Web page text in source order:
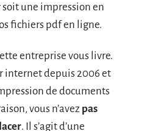
soit une impression en
fichiers pdf en ligne.
entreprise vous livre.
internet depuis 2006 et
de documents
vous n’avez pas
. Il s’agit d’une